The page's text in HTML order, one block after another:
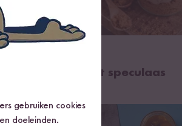
Rijstepap met speculaas
gebruiken cookies
doeleinden.